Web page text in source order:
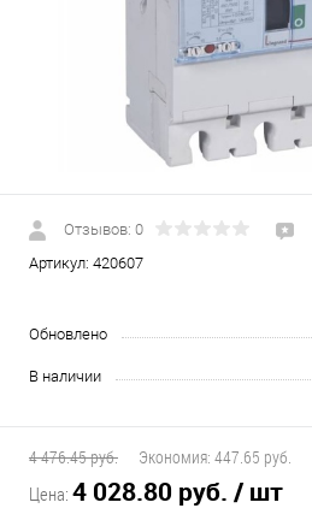
Отзывов: 0
Артикул: 420607
Обновлено
В наличии
4 476.45 руб. Экономия: 447.65 руб.
Цена: 4 028.80 руб. / шт